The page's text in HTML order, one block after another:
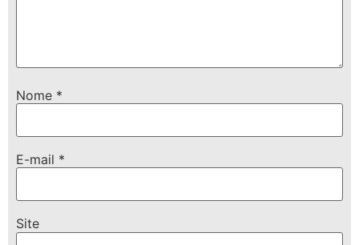
Nome *
E-mail *
Site